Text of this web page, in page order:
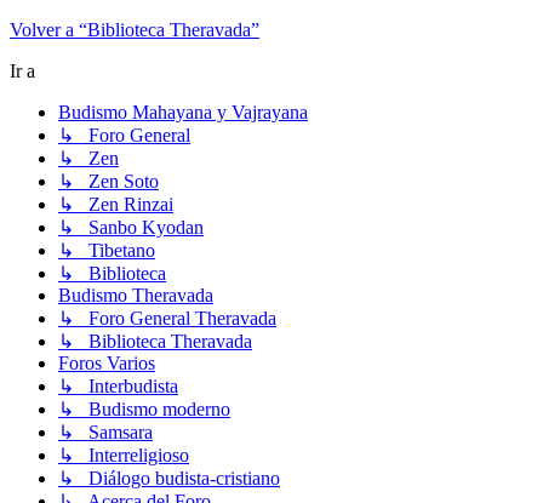
Volver a “Biblioteca Theravada”
Ir a
Budismo Mahayana y Vajrayana
↳ Foro General
↳ Zen
↳ Zen Soto
↳ Zen Rinzai
↳ Sanbo Kyodan
↳ Tibetano
↳ Biblioteca
Budismo Theravada
↳ Foro General Theravada
↳ Biblioteca Theravada
Foros Varios
↳ Interbudista
↳ Budismo moderno
↳ Samsara
↳ Interreligioso
↳ Diálogo budista-cristiano